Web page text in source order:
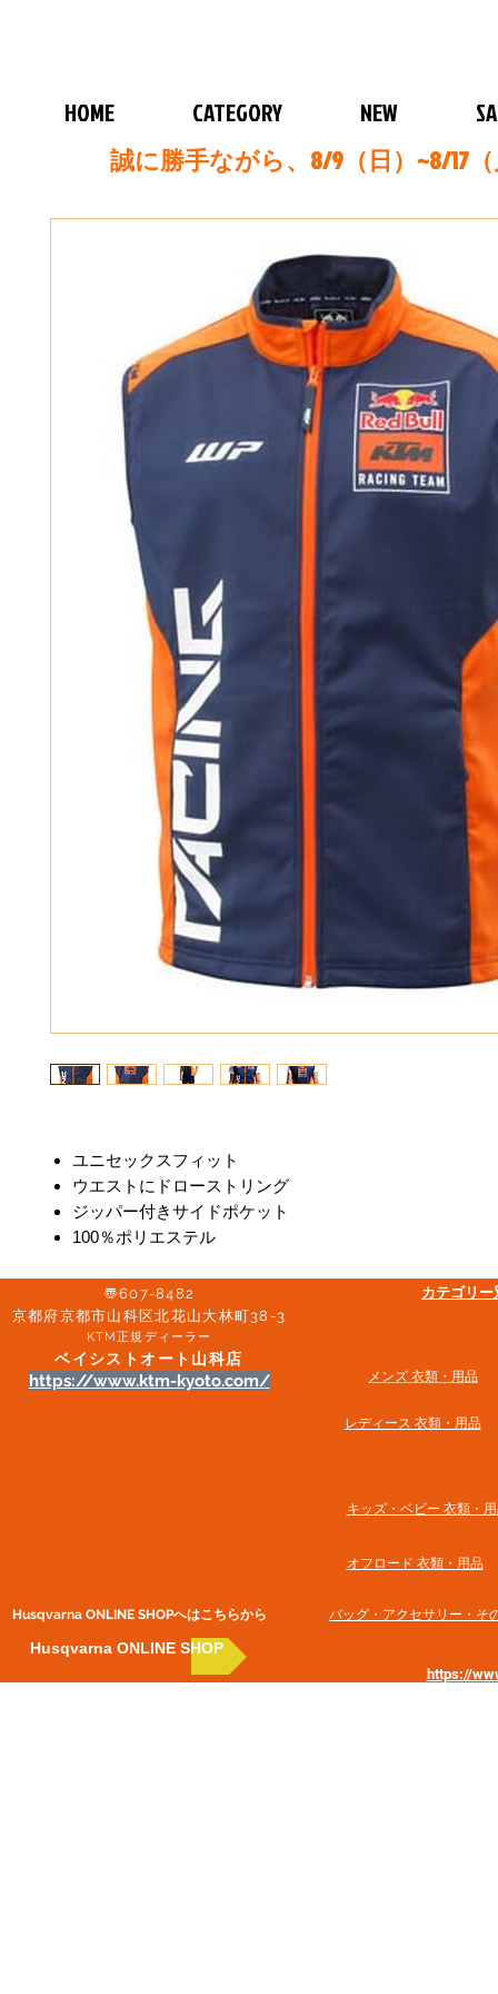
HOME CATEGORY NEW
誠に勝手ながら、8/9（日）~8/17
ユニセックスフィット
ウエストにドローストリング
ジッパー付きサイドポケット
100％ポリエステル
〠607-8482
京都府京都市山科区北花山大林町38-3​
KTM正規ディーラー
ベイシストオート山科店
https://www.ktm-kyoto.com/
Husqvarna ONLINE SHOP​へはこちらから
Husqvarna ONLINE SHOP
カテゴリ
メンズ 衣類・用品
​レディース 衣類・用品
キッズ・ベビー 衣類・
オフロード 衣類・用品
バッグ・アクセサリー・そ
https://